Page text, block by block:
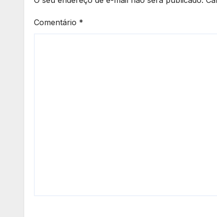
Comentário *